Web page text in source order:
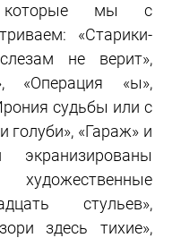
которые мы с
«Старики-
не верит»,
«Операция «ы»,
судьбы или с
голуби», «Гараж» и
стульев»,
здесь тихие»,